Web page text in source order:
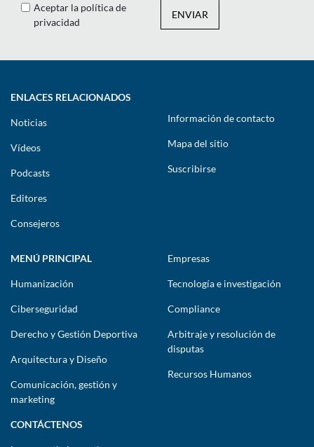
Aceptar la política de
privacidad
ENVIAR
ENLACES RELACIONADOS
Noticias
Vídeos
Podcasts
Editores
Consejeros
Información de contacto
Mapa del sitio
Suscribirse
MENÚ PRINCIPAL
Humanización
Ciberseguridad
Derecho y Gestión Deportiva
Arquitectura y Diseño
Comunicación, gestión y
marketing
Empresas
Tecnología e investigación
Compliance
Arbitraje y resolución de
disputas
Recursos Humanos
CONTÁCTENOS